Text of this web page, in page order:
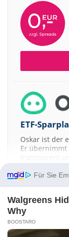
ETF-
Oskar ist der
Er übernimmt
transparent
Für Sie
Walgreens
Why
BOOSTARO